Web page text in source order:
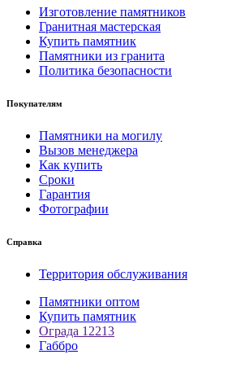
Изготовление памятников
Гранитная мастерская
Купить памятник
Памятники из гранита
Политика безопасности
Покупателям
Памятники на могилу
Вызов менеджера
Как купить
Сроки
Гарантия
Фотографии
Справка
Территория обслуживания
Памятники оптом
Купить памятник
Ограда 12213
Габбро